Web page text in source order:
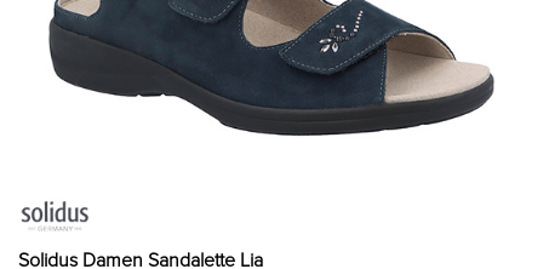
Solidus Damen Sandalette Lia